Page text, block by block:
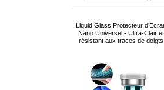
Liquid Glass Protecteur
Nano Universel - Ultra-Clair et
résistant aux traces de doigts